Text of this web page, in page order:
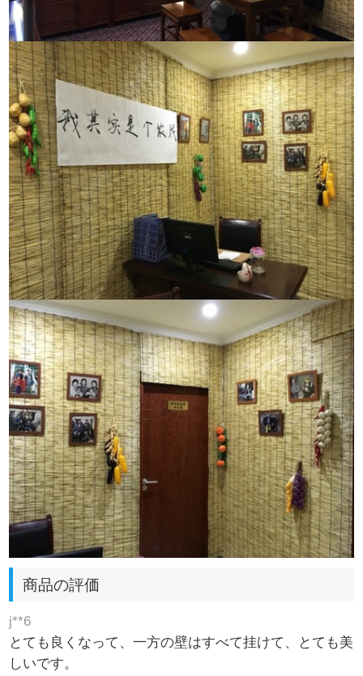
商品の評価
j**6
とても良くなって、一方の壁はすべて挂けて、とても美
しいです。